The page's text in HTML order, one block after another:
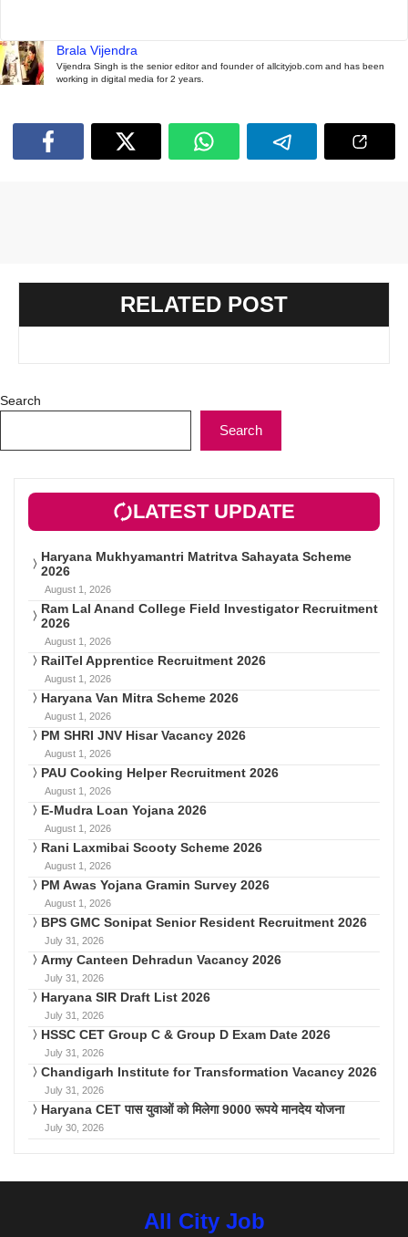
Brala Vijendra
Vijendra Singh is the senior editor and founder of allcityjob.com and has been
working in digital media for 2 years.
RELATED POST
Search
Search
LATEST UPDATE
Haryana Mukhyamantri Matritva Sahayata Scheme
2026
August 1, 2026
Ram Lal Anand College Field Investigator Recruitment
2026
August 1, 2026
RailTel Apprentice Recruitment 2026
August 1, 2026
Haryana Van Mitra Scheme 2026
August 1, 2026
PM SHRI JNV Hisar Vacancy 2026
August 1, 2026
PAU Cooking Helper Recruitment 2026
August 1, 2026
E-Mudra Loan Yojana 2026
August 1, 2026
Rani Laxmibai Scooty Scheme 2026
August 1, 2026
PM Awas Yojana Gramin Survey 2026
August 1, 2026
BPS GMC Sonipat Senior Resident Recruitment 2026
July 31, 2026
Army Canteen Dehradun Vacancy 2026
July 31, 2026
Haryana SIR Draft List 2026
July 31, 2026
HSSC CET Group C & Group D Exam Date 2026
July 31, 2026
Chandigarh Institute for Transformation Vacancy 2026
July 31, 2026
Haryana CET पास युवाओं को मिलेगा 9000 रूपये मानदेय योजना
July 30, 2026
All City Job